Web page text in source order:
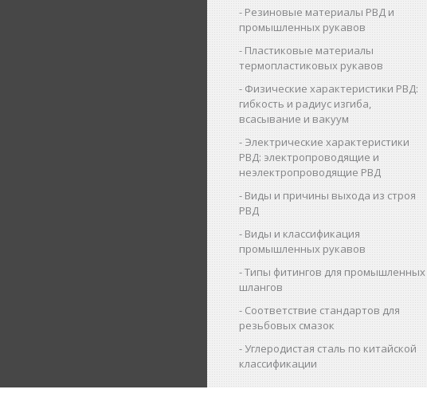
Резиновые материалы РВД и
промышленных рукавов
Пластиковые материалы
термопластиковых рукавов
Физические характеристики РВД:
гибкость и радиус изгиба,
всасывание и вакуум
Электрические характеристики
РВД: электропроводящие и
неэлектропроводящие РВД
Виды и причины выхода из строя
РВД
Виды и классификация
промышленных рукавов
Типы фитингов для промышленных
шлангов
Соответствие стандартов для
резьбовых смазок
Углеродистая сталь по китайской
классификации